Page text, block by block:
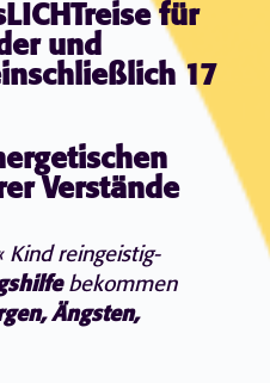
für
und
17
Verstände
Kind reingeistig-
bekommen
Ängsten,